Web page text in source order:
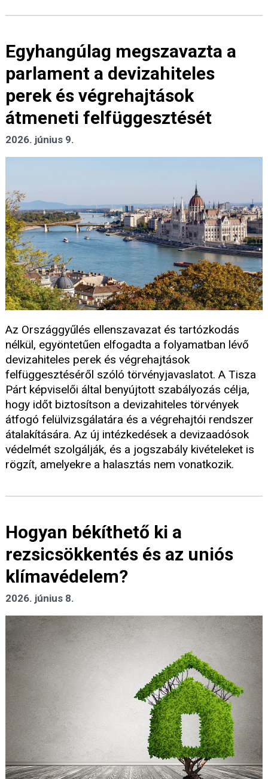
Egyhangúlag megszavazta a
parlament a devizahiteles
perek és végrehajtások
átmeneti felfüggesztését
2026. június 9.
Az Országgyűlés ellenszavazat és tartózkodás
nélkül, egyöntetűen elfogadta a folyamatban lévő
devizahiteles perek és végrehajtások
felfüggesztéséről szóló törvényjavaslatot. A Tisza
Párt képviselői által benyújtott szabályozás célja,
hogy időt biztosítson a devizahiteles törvények
átfogó felülvizsgálatára és a végrehajtói rendszer
átalakítására. Az új intézkedések a devizaadósok
védelmét szolgálják, és a jogszabály kivételeket is
rögzít, amelyekre a halasztás nem vonatkozik.
Hogyan békíthető ki a
rezsicsökkentés és az uniós
klímavédelem?
2026. június 8.